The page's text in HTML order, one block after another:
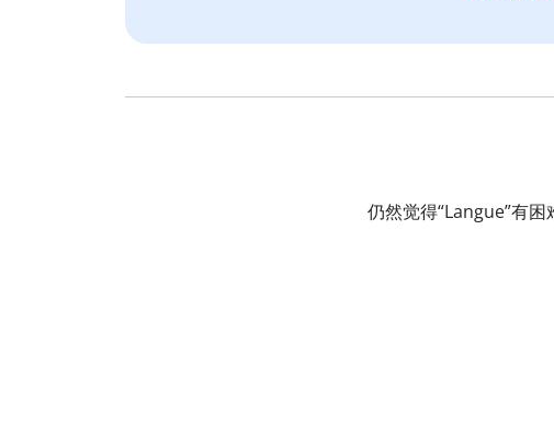
仍然觉得“Langue”有